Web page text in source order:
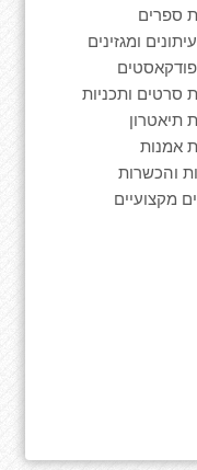
ספרים
ומגזינים
סרטים ותכניות
תיאטרון
אמנות
והכשרות
מקצועיים